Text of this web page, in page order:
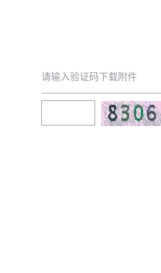
请输入验证码下载附件